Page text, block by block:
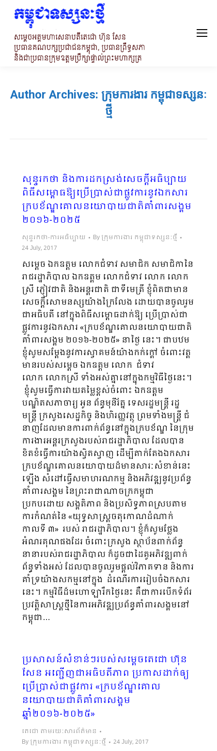
Author Archives: ក្រុមការងារ កម្ពុជាទស្សនៈ
ថ្មី
សុន្ទរកថា និងការដកស្រង់សេចក្តីអធិប្បាយ
ពិធីសម្ពោធឱ្យប្រើប្រាស់ជាផ្លូវការនូវឯកសារ
ក្របខ័ណ្ឌគោលនយោបាយជាតិគាំពារសង្គម
២០១៦-២០២៥
សុន្ទរកថា-ការអធិប្បាយ By ក្រុមការងារ កម្ពុជាទស្សនៈថ្មី
24 July, 2017
សម្តេច ឯកឧត្តម លោកជំទាវ សមាជិក សមាជិកានៃ
រាជរដ្ឋាភិបាល ឯកឧត្តម លោកជំទាវ លោក លោក
ស្រី ភ្ញៀវជាតិ និងអន្តរជាតិ ជាទីមេត្រី ខ្ញុំពិតជាមាន
សេចក្តីសោមនស្សយ៉ាងក្រៃលែង ដោយបានចូលរួម
ជាអធិបតី នៅក្នុងពិធីសម្ពោធដាក់ឱ្យ ប្រើប្រាស់ជា
ផ្លូវការនូវឯកសារ «ក្របខ័ណ្ឌគោលនយោបាយជាតិ
គាំពារសង្គម ២០១៦-២០២៥» នាថ្ងៃ នេះ។ ជាបឋម
ខ្ញុំសូមសម្តែងនូវការស្វាគមន៍យ៉ាងកក់ក្តៅ ចំពោះវត្ត
មានរបស់សម្តេច ឯកឧត្តម លោក ជំទាវ
លោក លោកស្រី ទាំងអស់គ្នានៅក្នុងកម្មវិធីថ្ងៃនេះ។
ខ្ញុំសូមធ្វើការវាយតម្លៃខ្ពស់ចំពោះ ឯកឧត្តម
បណ្ឌិតសភាចារ្យ អូន ព័ន្ធមុនីរ័ត្ន ទេសរដ្ឋមន្ត្រី រដ្ឋ
មន្ត្រី ក្រសួងសេដ្ឋកិច្ច និងហិរញ្ញវត្ថុ ព្រមទាំងមន្ត្រី ជំ
នាញដែលមានការពាក់ព័ន្ធនៅក្នុងក្របខ័ណ្ឌ នៃក្រុម
ការងារអន្តរក្រសួងរបស់រាជរដ្ឋាភិបាល ដែលបាន
ខិតខំធ្វើការយ៉ាងស្វិតស្វាញ ដើម្បីតាក់តែងឯកសារ
ក្របខ័ណ្ឌគោលនយោបាយដ៏មានសារៈសំខាន់នេះ
ឡើង សំដៅធ្វើសមាហរណកម្ម និងអភិវឌ្ឍនូវប្រព័ន្ធ
គាំពារសង្គម នៃព្រះរាជាណាចក្រកម្ពុជា
ប្រកបដោយ សង្គតិភាព និងប្រសិទ្ធភាពស្របតាម
ការកំណត់នៃ «យុទ្ធសាស្ត្រចតុកោណដំណាក់
កាលទី ៣» របស់ រាជរដ្ឋាភិបាល។ ខ្ញុំក៏សូមថ្លែង
អំណរគុណផងដែរ ចំពោះក្រសួង ស្ថាប័នពាក់ព័ន្ធ
នានារបស់រាជរដ្ឋាភិបាល ក៏ដូចជាដៃគូអភិវឌ្ឍពាក់
ព័ន្ធទាំងអស់ ដែលបានចូលរួមផ្តល់វិភាគទាន និងការ
គាំទ្រយ៉ាងសកម្មនៅក្នុង ដំណើរការរៀប​ចំឯកសារ
នេះ។ កម្មវិធីដ៏មហោឡារឹកថ្ងៃនេះ គឺជាការបើកទំព័រ
ប្រវត្តិសាស្ត្រថ្មីនៃការអភិវឌ្ឍប្រព័ន្ធគាំពារសង្គមនៅ
កម្ពុជា…
ប្រសាសន៍សំខាន់ៗរបស់សម្តេចតេជោ ហ៊ុន
សែន អញ្ជើញជាអធិបតីភាព ប្រកាសដាក់ឲ្យ
ប្រើប្រាស់ជាផ្លូវការ «ក្របខ័ណ្ឌគោល
នយោបាយជាតិគាំពារសង្គម
ឆ្នាំ២០១៦-២០២៥»
តេជោ តាមរយៈសារព័ត៌មាន
By ក្រុមការងារ កម្ពុជាទស្សនៈថ្មី 24 July, 2017